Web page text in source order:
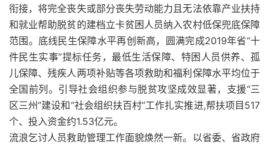
衔接，将完全丧失或部分丧失劳动能力且无法依靠产业扶持
和就业帮助脱贫的建档立卡贫困人员纳入农村低保兜底保障
范围。底线民生保障水平再创新高，圆满完成2019年省“十
件民生实事”提标任务，最低生活保障、特困人员供养、孤
儿保障、残疾人两项补贴等各项救助和福利保障水平均位于
全国前列。引导社会组织参与脱贫攻坚成效显著，支援“三
区三州”建设和“社会组织扶百村”工作扎实推进,帮扶项目517
个、投入资金约1.53亿元。
流浪乞讨人员救助管理工作面貌焕然一新。以省委、省政府